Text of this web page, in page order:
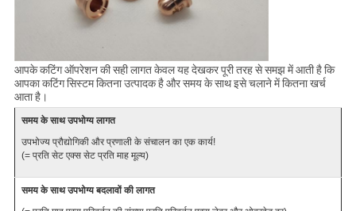
आपके कटिंग ऑपरेशन की सही लागत केवल यह देखकर पूरी तरह से समझ में आती है कि
आपका कटिंग सिस्टम कितना उत्पादक है और समय के साथ इसे चलाने में कितना खर्च
आता है।
समय के साथ उपभोग्य लागत
उपभोज्य प्रौद्योगिकी और प्रणाली के संचालन का एक कार्य!
(= प्रति सेट एक्स सेट प्रति माह मूल्य)
समय के साथ उपभोग्य बदलावों की लागत